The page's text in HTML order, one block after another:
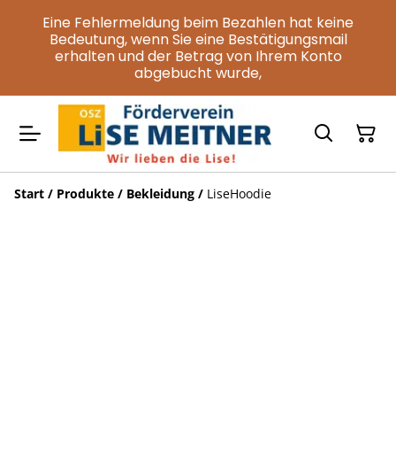
Eine Fehlermeldung beim Bezahlen hat keine
Bedeutung, wenn Sie eine Bestätigungsmail
erhalten und der Betrag von Ihrem Konto
abgebucht wurde,
Start / Produkte / Bekleidung / LiseHoodie